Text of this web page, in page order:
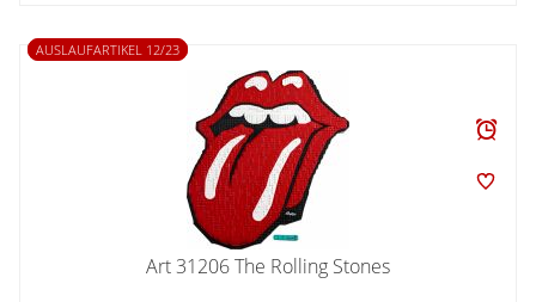
AUSLAUFARTIKEL 12/23
Art 31206 The Rolling Stones